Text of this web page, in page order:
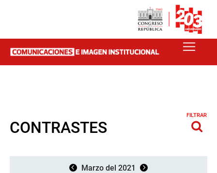
CONTRASTES
FILTRAR
Marzo del 2021